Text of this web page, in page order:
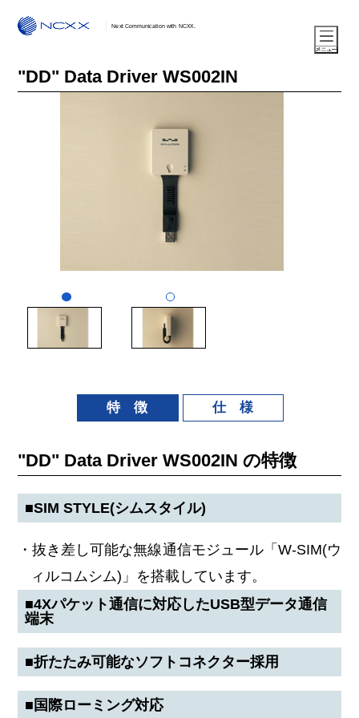
Next Communication with NCXX.
"DD" Data Driver WS002IN
特 徴 仕 様
"DD" Data Driver WS002IN の特徴
■SIM STYLE(シムスタイル)
・抜き差し可能な無線通信モジュール「W-SIM(ウ
ィルコムシム)」を搭載しています。
■4Xパケット通信に対応したUSB型データ通信
端末
■折たたみ可能なソフトコネクター採用
■国際ローミング対応